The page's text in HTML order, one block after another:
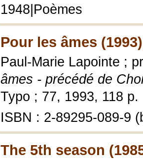
1948|Poèmes
Pour les âmes (1993)
Paul-Marie Lapointe ;
âmes - précédé de
Typo ; 77, 1993, 118 p.
ISBN : 2-89295-089-9
The 5th season